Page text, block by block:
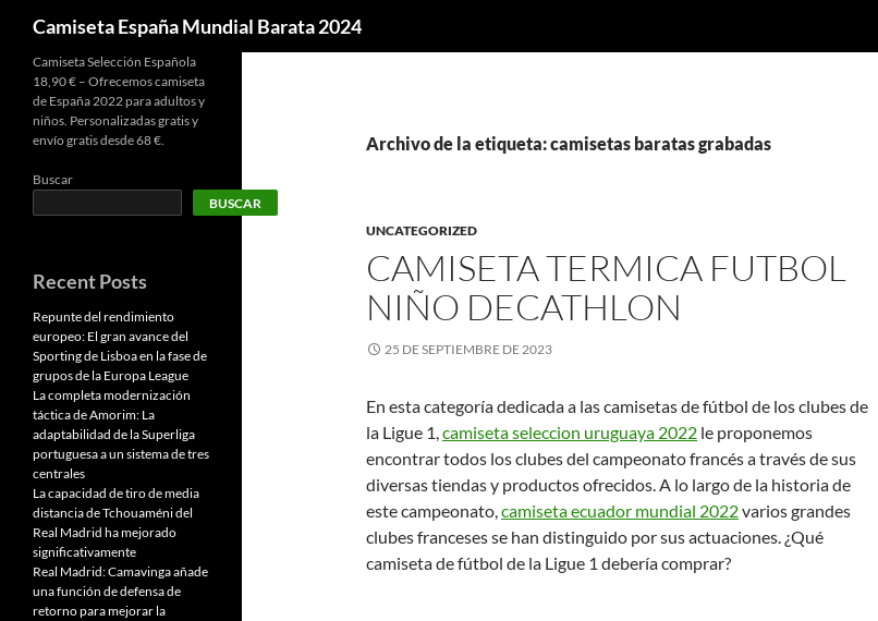
Camiseta España Mundial Barata 2024
Archivo de la etiqueta: camisetas baratas grabadas
UNCATEGORIZED
CAMISETA TERMICA FUTBOL
NIÑO DECATHLON
25 DE SEPTIEMBRE DE 2023
En esta categoría dedicada a las camisetas de fútbol de los clubes de
la Ligue 1,camiseta seleccion uruguaya 2022 le proponemos
encontrar todos los clubes del campeonato francés a través de sus
diversas tiendas y productos ofrecidos. A lo largo de la historia de
este campeonato,camiseta ecuador mundial 2022varios grandes
clubes franceses se han distinguido por sus actuaciones. ¿Qué
camiseta de fútbol de la Ligue 1 debería comprar?
Camiseta Selección Española
18,90 € – Ofrecemos camiseta
de España 2022 para adultos y
niños. Personalizadas gratis y
envío gratis desde 68 €.
Buscar
BUSCAR
Recent Posts
Repunte del rendimiento
europeo: El gran avance del
Sporting de Lisboa en la fase de
grupos de la Europa League
La completa modernización
táctica de Amorim: La
adaptabilidad de la Superliga
portuguesa a un sistema de tres
centrales
La capacidad de tiro de media
distancia de Tchouaméni del
Real Madrid ha mejorado
significativamente
Real Madrid: Camavinga añade
una función de defensa de
retorno para mejorar la